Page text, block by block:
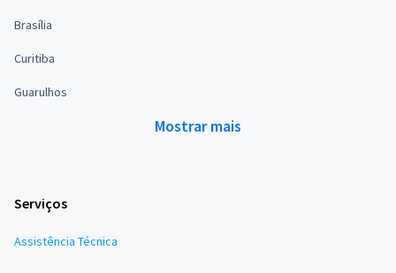
Brasília
Curitiba
Guarulhos
Mostrar mais
Serviços
Assistência Técnica